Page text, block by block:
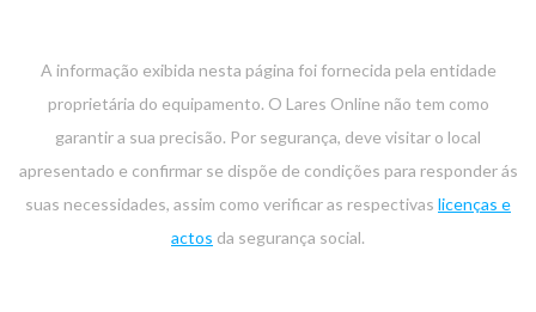
A informação exibida nesta página foi fornecida pela entidade
proprietária do equipamento. O Lares Online não tem como
garantir a sua precisão. Por segurança, deve visitar o local
apresentado e confirmar se dispõe de condições para responder ás
suas necessidades, assim como verificar as respectivas licenças e
actos da segurança social.